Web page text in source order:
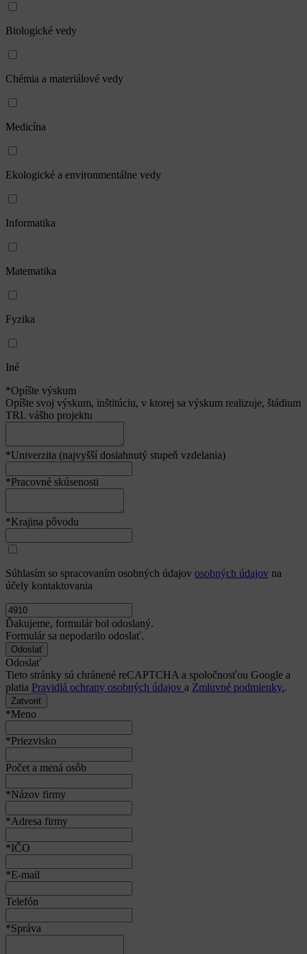
Biologické vedy
Chémia a materiálové vedy
Medicína
Ekologické a environmentálne vedy
Informatika
Matematika
Fyzika
Iné
*Opíšte výskum
Opíšte svoj výskum, inštitúciu, v ktorej sa výskum realizuje, štádium
TRL vášho projektu
*Univerzita (najvyšší dosiahnutý stupeň vzdelania)
*Pracovné skúsenosti
*Krajina pôvodu
Súhlasím so spracovaním osobných údajov osobných údajov na
účely kontaktovania
Ďakujeme, formulár bol odoslaný.
Formulár sa nepodarilo odoslať.
Odoslať
Tieto stránky sú chránené reCAPTCHA a spoločnosťou Google a
platia Pravidlá ochrany osobných údajov a Zmluvné podmienky..
Zatvoriť
*Meno
*Priezvisko
Počet a mená osôb
*Názov firmy
*Adresa firmy
*IČO
*E-mail
Telefón
*Správa